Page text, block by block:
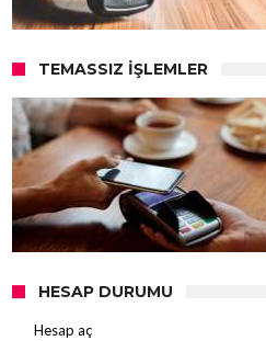
TEMASSIZ İŞLEMLER
HESAP DURUMU
Hesap aç